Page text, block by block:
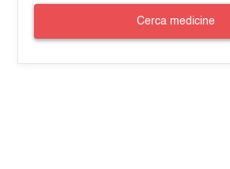
Cerca medicine